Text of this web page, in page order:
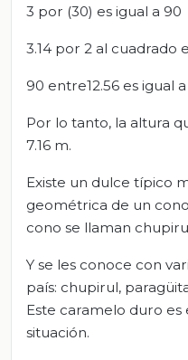
3 por (30) es igual a 90
3.14 por 2 al cuadrado
90 entre12.56 es igual a
Por lo tanto, la altura
7.16 m.
Existe un dulce típico
geométrica de un
cono se llaman
Y se les conoce con
país: chupirul,
Este caramelo duro
situación.